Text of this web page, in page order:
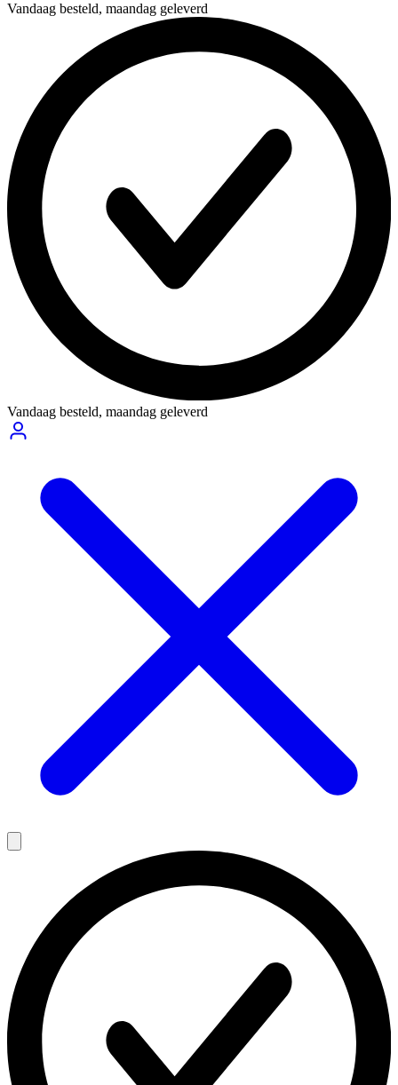
Vandaag besteld, maandag geleverd
Vandaag besteld, maandag geleverd